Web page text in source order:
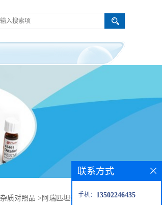
杂质对照品 > 阿瑞匹坦杂质1242175-36-5
联系方式
手机： 13502246435